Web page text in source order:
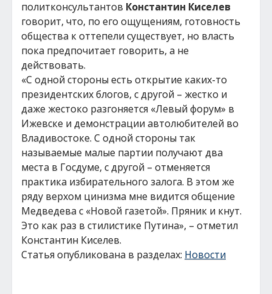
политконсультантов Константин Киселев
говорит, что, по его ощущениям, готовность
общества к оттепели существует, но власть
пока предпочитает говорить, а не
действовать.
«С одной стороны есть открытие каких-то
президентских блогов, с другой – жестко и
даже жестоко разгоняется «Левый форум» в
Ижевске и демонстрации автолюбителей во
Владивостоке. С одной стороны так
называемые малые партии получают два
места в Госдуме, с другой – отменяется
практика избирательного залога. В этом же
ряду верхом цинизма мне видится общение
Медведева с «Новой газетой». Пряник и кнут.
Это как раз в стилистике Путина», – отметил
Константин Киселев.
Статья опубликована в разделах: Новости